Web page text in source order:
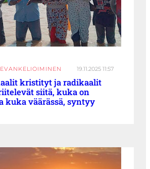
19.11.2025 11:57
kristityt ja radikaalit
siitä, kuka on
kuka väärässä, syntyy